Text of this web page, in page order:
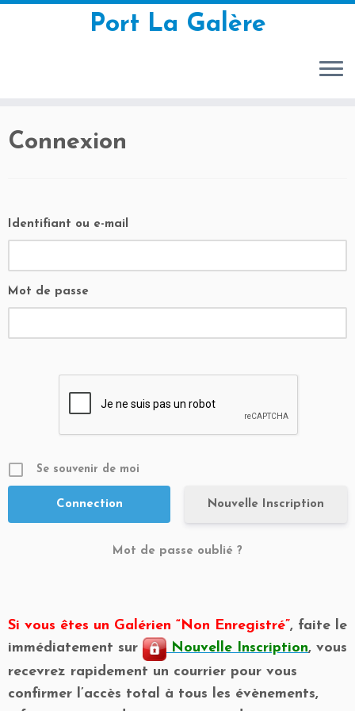
au
Port La Galère
Connexion
Identifiant ou e-mail
Mot de passe
Se souvenir de moi
Nouvelle Inscription
Mot de passe oublié ?
Si vous êtes un Galérien “Non Enregistré”, faite le
immédiatement sur
Nouvelle Inscription, vous
recevrez rapidement un courrier pour vous
confirmer l’accès total à tous les évènements,